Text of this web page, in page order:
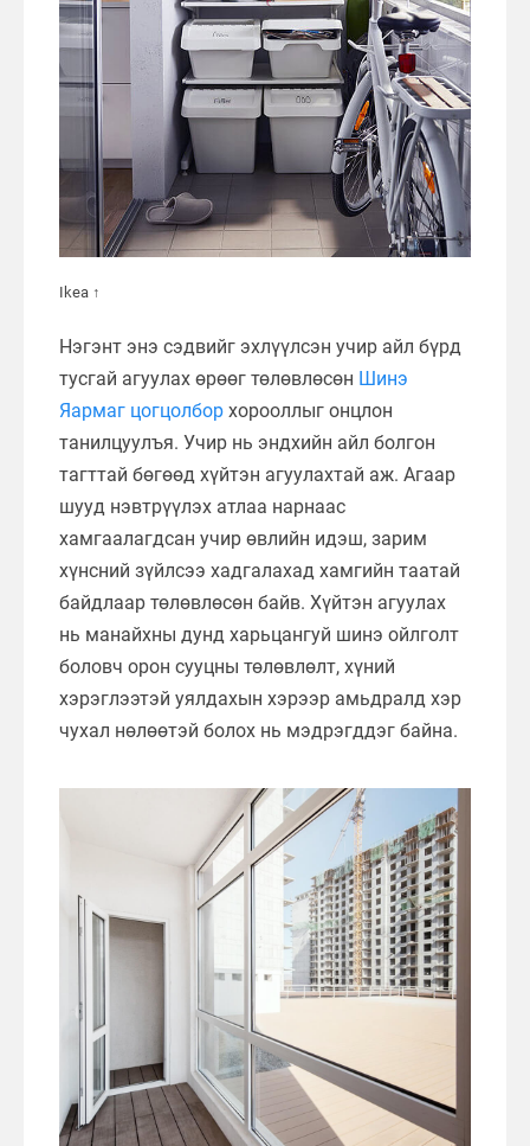
Ikea ↑
Нэгэнт энэ сэдвийг эхлүүлсэн учир айл бүрд
тусгай агуулах өрөөг төлөвлөсөн Шинэ
Яармаг цогцолбор хорооллыг онцлон
танилцуулъя. Учир нь эндхийн айл болгон
тагттай бөгөөд хүйтэн агуулахтай аж. Агаар
шууд нэвтрүүлэх атлаа нарнаас
хамгаалагдсан учир өвлийн идэш, зарим
хүнсний зүйлсээ хадгалахад хамгийн таатай
байдлаар төлөвлөсөн байв. Хүйтэн агуулах
нь манайхны дунд харьцангуй шинэ ойлголт
боловч орон сууцны төлөвлөлт, хүний
хэрэглээтэй уялдахын хэрээр амьдралд хэр
чухал нөлөөтэй болох нь мэдрэгддэг байна.